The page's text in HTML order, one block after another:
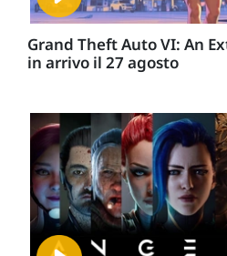
Grand Theft Auto VI: An
in arrivo il 27 agosto